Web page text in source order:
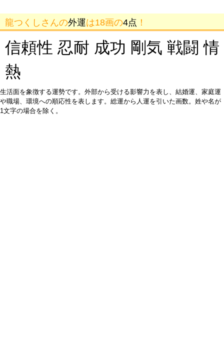
龍つくしさんの外運は18画の4点 ！
信頼性 忍耐 成功 剛気 戦闘 情
熱
生活面を象徴する運勢です。外部から受ける影響力を表し、結婚運、家庭運
や職場、環境への順応性を表します。総運から人運を引いた画数。姓や名が
1文字の場合を除く。